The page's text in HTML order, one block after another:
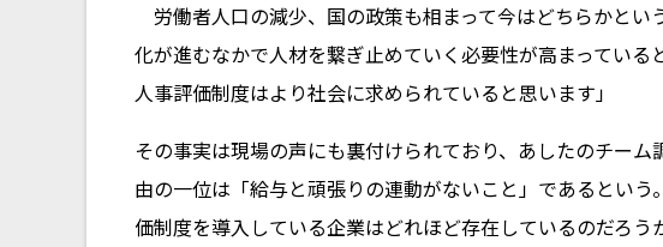
労働者人口の減少、国の政策も相まって今はどちらかと
化が進むなかで人材を繋ぎ止めていく必要性が高まってい
人事評価制度はより社会に求められていると思います」
その事実は現場の声にも裏付けられており、あしたのチー
由の一位は「給与と頑張りの連動がないこと」であるとい
価制度を導入している企業はどれほど存在しているのだろう